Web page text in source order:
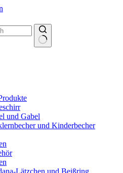
und Gabel
und Kinderbecher
Lätzchen und Beißring